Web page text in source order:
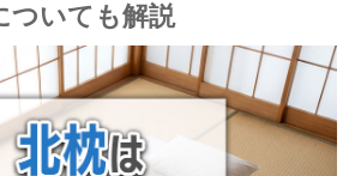
ついても解説